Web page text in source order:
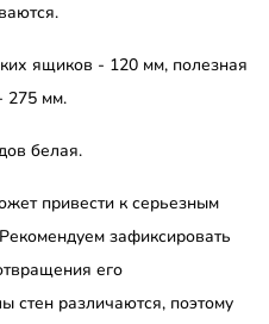
ящиков - 120 мм, полезная
275 мм.
белая.
привести к серьезным
зафиксировать
его
стен различаются, поэтому